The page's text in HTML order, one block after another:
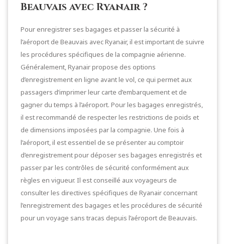
Beauvais avec Ryanair ?
Pour enregistrer ses bagages et passer la sécurité à
l’aéroport de Beauvais avec Ryanair, il est important de suivre
les procédures spécifiques de la compagnie aérienne.
Généralement, Ryanair propose des options
d’enregistrement en ligne avant le vol, ce qui permet aux
passagers d’imprimer leur carte d’embarquement et de
gagner du temps à l’aéroport. Pour les bagages enregistrés,
il est recommandé de respecter les restrictions de poids et
de dimensions imposées par la compagnie. Une fois à
l’aéroport, il est essentiel de se présenter au comptoir
d’enregistrement pour déposer ses bagages enregistrés et
passer par les contrôles de sécurité conformément aux
règles en vigueur. Il est conseillé aux voyageurs de
consulter les directives spécifiques de Ryanair concernant
l’enregistrement des bagages et les procédures de sécurité
pour un voyage sans tracas depuis l’aéroport de Beauvais.